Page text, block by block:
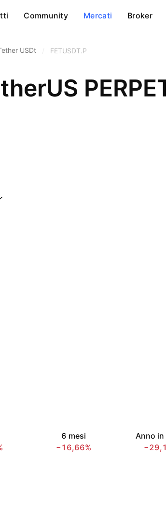
Community Mercati Broker
USDt FETUSDT.P
6 mesi
−16,66%
Anno